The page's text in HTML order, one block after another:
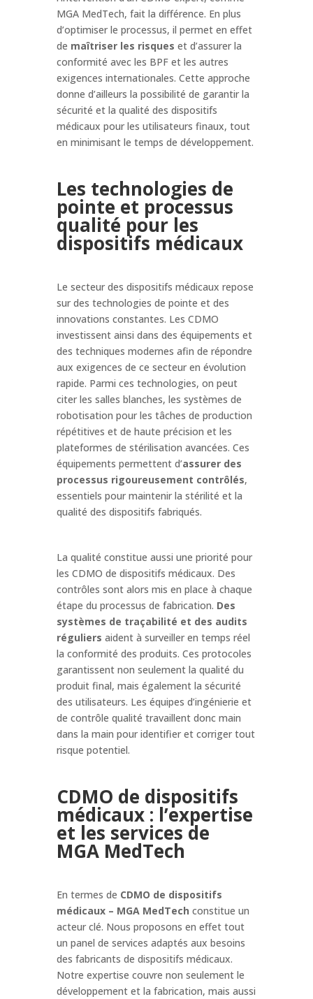
MGA MedTech, fait la différence. En plus
d’optimiser le processus, il permet en effet
de maîtriser les risques et d’assurer la
conformité avec les BPF et les autres
exigences internationales. Cette approche
donne d’ailleurs la possibilité de garantir la
sécurité et la qualité des dispositifs
médicaux pour les utilisateurs finaux, tout
en minimisant le temps de développement.
Les technologies de
pointe et processus
qualité pour les
dispositifs médicaux
Le secteur des dispositifs médicaux repose
sur des technologies de pointe et des
innovations constantes. Les CDMO
investissent ainsi dans des équipements et
des techniques modernes afin de répondre
aux exigences de ce secteur en évolution
rapide. Parmi ces technologies, on peut
citer les salles blanches, les systèmes de
robotisation pour les tâches de production
répétitives et de haute précision et les
plateformes de stérilisation avancées. Ces
équipements permettent d’assurer des
processus rigoureusement contrôlés,
essentiels pour maintenir la stérilité et la
qualité des dispositifs fabriqués.
La qualité constitue aussi une priorité pour
les CDMO de dispositifs médicaux. Des
contrôles sont alors mis en place à chaque
étape du processus de fabrication. Des
systèmes de traçabilité et des audits
réguliers aident à surveiller en temps réel
la conformité des produits. Ces protocoles
garantissent non seulement la qualité du
produit final, mais également la sécurité
des utilisateurs. Les équipes d’ingénierie et
de contrôle qualité travaillent donc main
dans la main pour identifier et corriger tout
risque potentiel.
CDMO de dispositifs
médicaux : l’expertise
et les services de
MGA MedTech
En termes de CDMO de dispositifs
médicaux – MGA MedTech constitue un
acteur clé. Nous proposons en effet tout
un panel de services adaptés aux besoins
des fabricants de dispositifs médicaux.
Notre expertise couvre non seulement le
développement et la fabrication, mais aussi